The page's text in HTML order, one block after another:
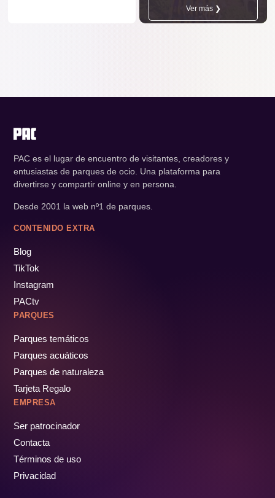
Ver más ❯
PAC es el lugar de encuentro de visitantes, creadores y
entusiastas de parques de ocio. Una plataforma para
divertirse y compartir online y en persona.
Desde 2001 la web nº1 de parques.
CONTENIDO EXTRA
Blog
TikTok
Instagram
PACtv
PARQUES
Parques temáticos
Parques acuáticos
Parques de naturaleza
Tarjeta Regalo
EMPRESA
Ser patrocinador
Contacta
Términos de uso
Privacidad